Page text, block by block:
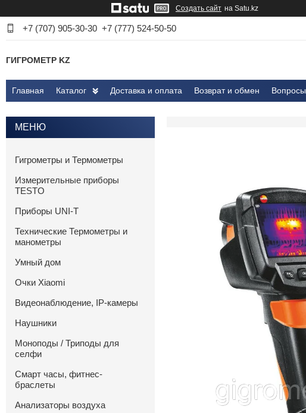
Создать сайт на Satu.kz
+7 (707) 905-30-30 +7 (777) 524-50-50
ГИГРОМЕТР KZ
Главная Каталог Доставка и оплата Возврат и обмен Вопросы
Гигрометры и Термометры
Измерительные приборы
TESTO
Приборы UNI-T
Технические Термометры и
манометры
Умный дом
Очки Xiaomi
Видеонаблюдение, IP-камеры
Наушники
Моноподы / Триподы для
селфи
Смарт часы, фитнес-
браслеты
Анализаторы воздуха